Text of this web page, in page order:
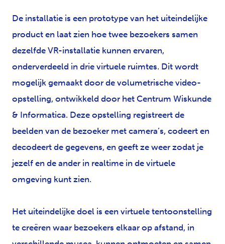
De installatie is een prototype van het uiteindelijke
product en laat zien hoe twee bezoekers samen
dezelfde VR-installatie kunnen ervaren,
onderverdeeld in drie virtuele ruimtes. Dit wordt
mogelijk gemaakt door de volumetrische video-
opstelling, ontwikkeld door het Centrum Wiskunde
& Informatica. Deze opstelling registreert de
beelden van de bezoeker met camera’s, codeert en
decodeert de gegevens, en geeft ze weer zodat je
jezelf en de ander in realtime in de virtuele
omgeving kunt zien.
Het uiteindelijke doel is een virtuele tentoonstelling
te creëren waar bezoekers elkaar op afstand, in